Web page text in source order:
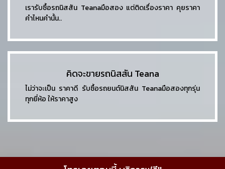
เรารับซื้อรถนิสสัน Teanaมือสอง แต่ติดเรื่องราคา คุยราคา
คำไหนคำนั้น..
คิดจะขายรถนิสสัน Teana
ไม่ว่าจะเป็น ราคาดี รับซื้อรถยนต์นิสสัน Teanaมือสองทุกรุ่น
ทุกยี่ห้อ ให้ราคาสูง